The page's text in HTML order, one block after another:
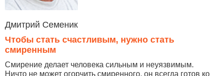
Дмитрий Семеник
Чтобы стать счастливым, нужно стать
смиренным
Смирение делает человека сильным и неуязвимым.
Ничто не может огорчить смиренного, он всегда готов ко